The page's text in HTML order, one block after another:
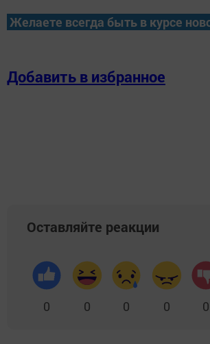
Желаете всегда быть в курсе
Добавить в избранное
Оставляйте реакции
0 0 0 0 0